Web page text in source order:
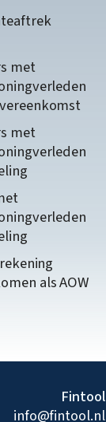
met
met
als AOW
Fintool
info@fintool.nl